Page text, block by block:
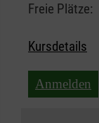
Freie Plätze:
Kursdetails
Anmelden